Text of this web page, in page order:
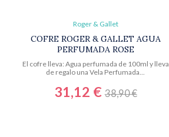
Roger & Gallet
COFRE ROGER & GALLET AGUA
PERFUMADA ROSE
El cofre lleva: Agua perfumada de 100ml y lleva
de regalo una Vela Perfumada...
31,12 €38,90 €